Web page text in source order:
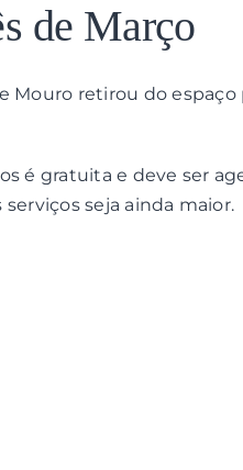
de Março
Mouro retirou do
é gratuita e deve ser
serviços seja ainda maior.